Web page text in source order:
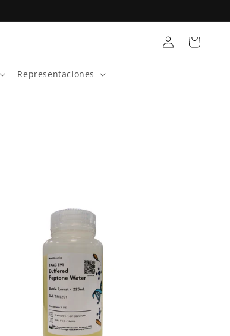
Representaciones
Iniciar
sesión
Carrito